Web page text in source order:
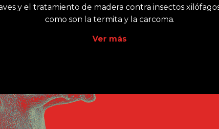
y el tratamiento de madera contra insectos
como son la termita y la carcoma.
Ver más